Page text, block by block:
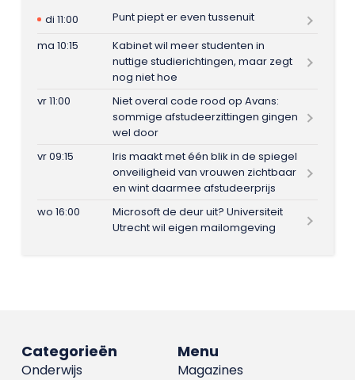
di 11:00
Punt piept er even tussenuit
ma 10:15
Kabinet wil meer studenten in
nuttige studierichtingen, maar zegt
nog niet hoe
vr 11:00
Niet overal code rood op Avans:
sommige afstudeerzittingen gingen
wel door
vr 09:15
Iris maakt met één blik in de spiegel
onveiligheid van vrouwen zichtbaar
en wint daarmee afstudeerprijs
wo 16:00
Microsoft de deur uit? Universiteit
Utrecht wil eigen mailomgeving
Menu
Magazines
Categorieën
Onderwijs